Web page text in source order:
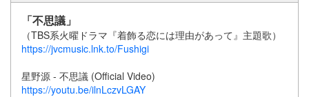
「不思議」
（TBS系火曜ドラマ『着飾る恋には理由があって』主題歌）
https://jvcmusic.lnk.to/Fushigi
星野源 - 不思議 (Official Video)
https://youtu.be/ilnLczvLGAY